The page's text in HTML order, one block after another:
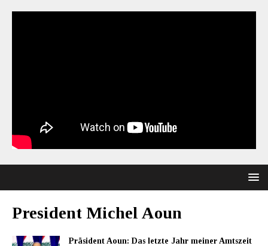
President Michel Aoun
Präsident Aoun: Das letzte Jahr meiner Amtszeit